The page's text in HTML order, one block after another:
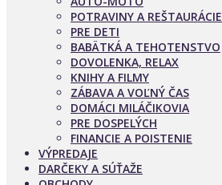
POTRAVINY A REŠTAURÁCIE
PRE DETI
BABÄTKÁ A TEHOTENSTVO
DOVOLENKA, RELAX
KNIHY A FILMY
ZÁBAVA A VOĽNÝ ČAS
DOMÁCI MILÁČIKOVIA
PRE DOSPELÝCH
FINANCIE A POISTENIE
VÝPREDAJE
DARČEKY A SÚŤAŽE